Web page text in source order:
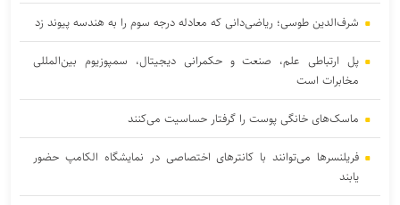
شرف‌الدین طوسی؛ ریاضی‌دانی که معادله درجه سوم را به هندسه پیوند زد
پل ارتباطی علم، صنعت و حکمرانی دیجیتال، سمپوزیوم بین‌المللی
مخابرات است
ماسک‌های خانگی پوست را گرفتار حساسیت می‌کنند
فریلنسرها می‌توانند با کانترهای اختصاصی در نمایشگاه الکامپ حضور
یابند